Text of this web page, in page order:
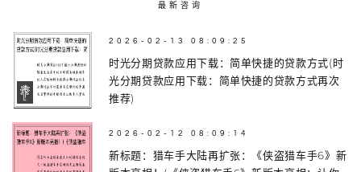
最新咨询
2026-02-13 08:09:25
时光分期贷款应用下载：简单快捷的贷款方式(时
光分期贷款应用下载：简单快捷的贷款方式再次
推荐)
2026-02-12 08:09:14
新标题：猎车手大陆再扩张：《侠盗猎车手6》新